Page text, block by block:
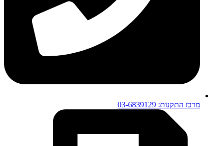
מרכז התקנות: 03-6839129